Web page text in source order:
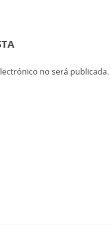
no será publicada.